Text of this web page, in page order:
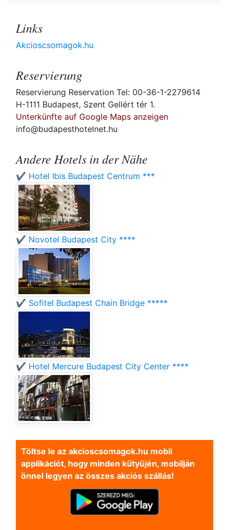
Links
Akcioscsomagok.hu
Reservierung
Reservierung Reservation Tel: 00-36-1-2279614
H-1111 Budapest, Szent Gellért tér 1.
Unterkünfte auf Google Maps anzeigen
info@budapesthotelnet.hu
Andere Hotels in der Nähe
✔️ Hotel Ibis Budapest Centrum ***
✔️ Novotel Budapest City ****
✔️ Sofitel Budapest Chain Bridge *****
✔️ Hotel Mercure Budapest City Center ****
Töltse le az akcioscsomagok.hu mobil
applikációt, hogy minden kütyüjén, mobilján
önnel legyen az összes akciós szállás!